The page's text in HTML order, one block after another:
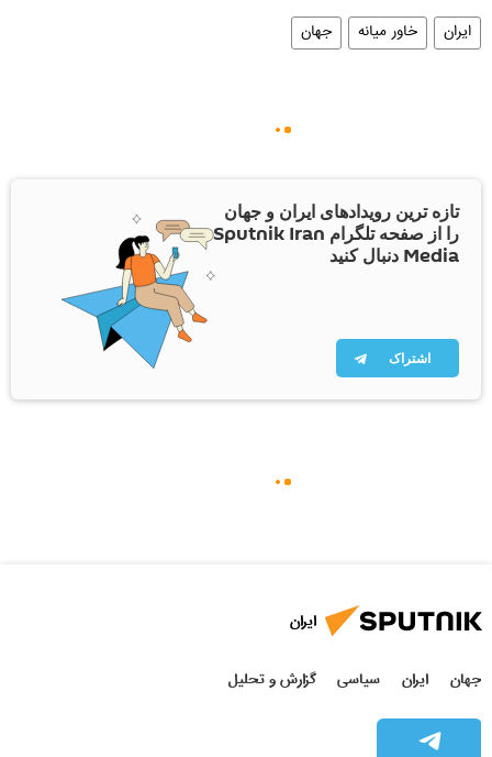
ایران خاور میانه جهان
تازه ترین رویدادهای ایران و جهان
را از صفحه تلگرام Sputnik Iran
Media دنبال کنید
اشتراک
ایران
جهان ایران سیاسی گزارش و تحلیل